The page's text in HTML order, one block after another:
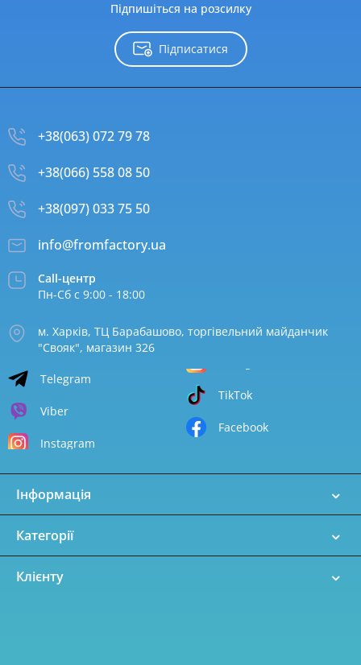
Підпишіться на розсилку
Підписатися
+38(063) 072 79 78
+38(066) 558 08 50
+38(097) 033 75 50
info@fromfactory.ua
Call-центр
Пн-Сб с 9:00 - 18:00
м. Харків, ТЦ Барабашово, торгівельний майданчик
"Свояк", магазин 326
Telegram
Viber
Instagram
TikTok
Facebook
Інформація
Категорії
Клієнту